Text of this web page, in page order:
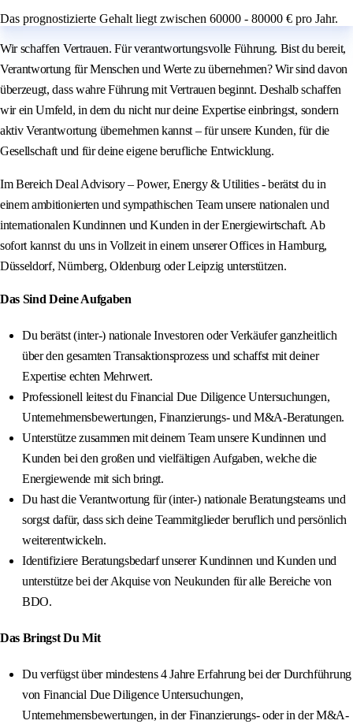
Das prognostizierte Gehalt liegt zwischen 60000 - 80000 € pro Jahr.
Wir schaffen Vertrauen. Für verantwortungsvolle Führung. Bist du bereit,
Verantwortung für Menschen und Werte zu übernehmen? Wir sind davon
überzeugt, dass wahre Führung mit Vertrauen beginnt. Deshalb schaffen
wir ein Umfeld, in dem du nicht nur deine Expertise einbringst, sondern
aktiv Verantwortung übernehmen kannst – für unsere Kunden, für die
Gesellschaft und für deine eigene berufliche Entwicklung.
Im Bereich Deal Advisory – Power, Energy & Utilities - berätst du in
einem ambitionierten und sympathischen Team unsere nationalen und
internationalen Kundinnen und Kunden in der Energiewirtschaft. Ab
sofort kannst du uns in Vollzeit in einem unserer Offices in Hamburg,
Düsseldorf, Nürnberg, Oldenburg oder Leipzig unterstützen.
Das Sind Deine Aufgaben
Du berätst (inter-) nationale Investoren oder Verkäufer ganzheitlich
über den gesamten Transaktionsprozess und schaffst mit deiner
Expertise echten Mehrwert.
Professionell leitest du Financial Due Diligence Untersuchungen,
Unternehmensbewertungen, Finanzierungs- und M&A-Beratungen.
Unterstütze zusammen mit deinem Team unsere Kundinnen und
Kunden bei den großen und vielfältigen Aufgaben, welche die
Energiewende mit sich bringt.
Du hast die Verantwortung für (inter-) nationale Beratungsteams und
sorgst dafür, dass sich deine Teammitglieder beruflich und persönlich
weiterentwickeln.
Identifiziere Beratungsbedarf unserer Kundinnen und Kunden und
unterstütze bei der Akquise von Neukunden für alle Bereiche von
BDO.
Das Bringst Du Mit
Du verfügst über mindestens 4 Jahre Erfahrung bei der Durchführung
von Financial Due Diligence Untersuchungen,
Unternehmensbewertungen, in der Finanzierungs- oder in der M&A-